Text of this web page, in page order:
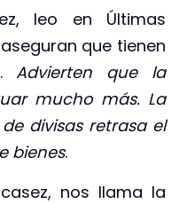
leo en Últimas
que tienen
Advierten que la
mucho más. La
divisas retrasa el
bienes.
nos llama la